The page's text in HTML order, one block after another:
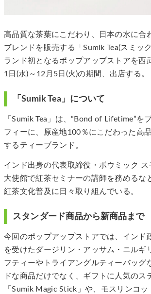
高品質な茶葉にこだわり、日本の水に合
ブレンドを販売する「Sumik Tea(スミッ
ランド初となるポップアップストアを西
1日(水)～12月5日(火)の期間、出店する。
「Sumik Tea」について
「Sumik Tea」は、“Bond of Lifetime”を
フィーに、原産地100％にこだわった高
するティーブランド。
インド出身の代表取締役・ボウミック ス
大使館で紅茶セミナーの講師を務めるな
紅茶文化普及に日々取り組んでいる。
スタンダード商品から新商品まで
今回のポップアップストアでは、インド
を受けたダージリン・アッサム・ニルギ
フティーやトライアングルティーバッグ
ドな商品だけでなく、ギフトに人気のス
「Sumik Magic Stick」や、モスリンコッ